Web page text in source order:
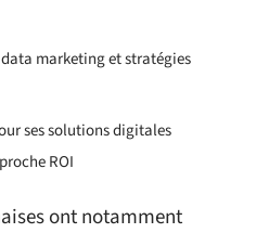
data marketing et stratégies
ses solutions digitales
ROI
ont notamment